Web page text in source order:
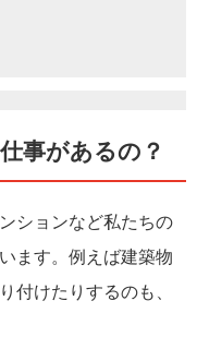
事があるの？
ションなど私たちの
ます。例えば建築物
付けたりするのも、